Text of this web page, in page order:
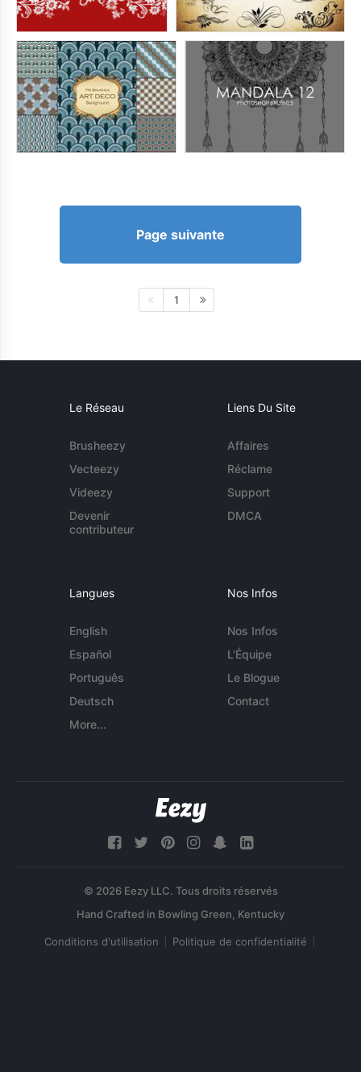
Page suivante
1
Le Réseau
Brusheezy
Vecteezy
Videezy
Devenir
contributeur
Liens Du Site
Affaires
Réclame
Support
DMCA
Langues
English
Español
Português
Deutsch
More...
Nos Infos
Nos Infos
L'Équipe
Le Blogue
Contact
© 2026 Eezy LLC. Tous droits réservés
Conditions d'utilisation Politique de confidentialité